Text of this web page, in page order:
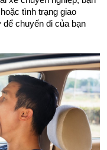
tình trạng giao
chuyến đi của bạn